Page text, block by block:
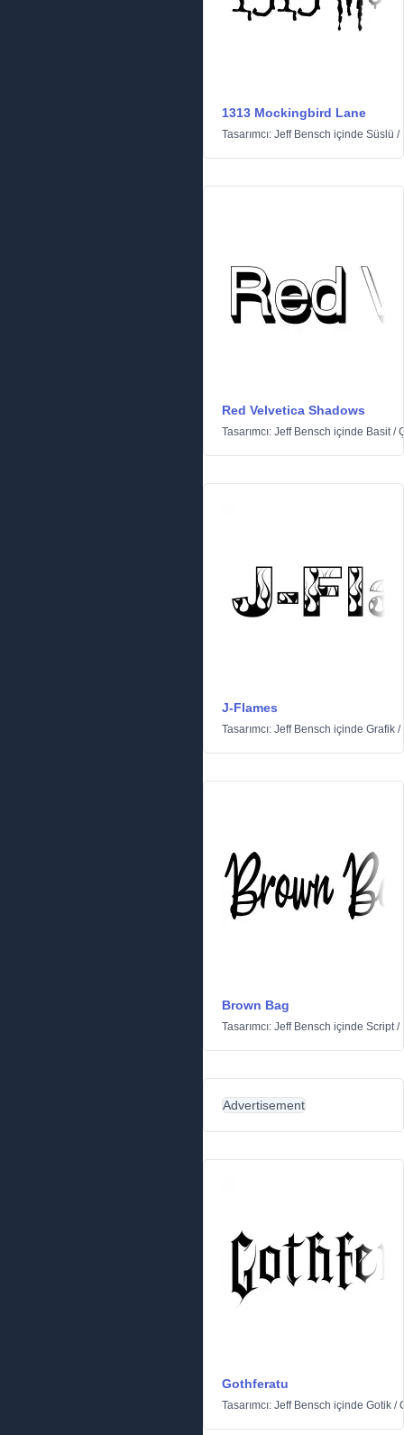
1313 Mockingbird Lane
Tasarımcı: Jeff Bensch içinde Süslü /
Red Velvetica Shadows
Tasarımcı: Jeff Bensch içinde Basit/
J-Flames
Tasarımcı: Jeff Bensch içinde Grafik /
Brown Bag
Tasarımcı: Jeff Bensch içinde Script/
Advertisement
Gothferatu
Tasarımcı: Jeff Bensch içinde Gotik /